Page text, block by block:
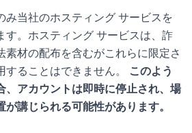
み当社のホスティング サービスを
す。ホスティング サービスは、詐
素材の配布を含むがこれらに限定さ
することはできません。
このよう
、アカウントは即時に停止され、場
講じられる可能性があります。